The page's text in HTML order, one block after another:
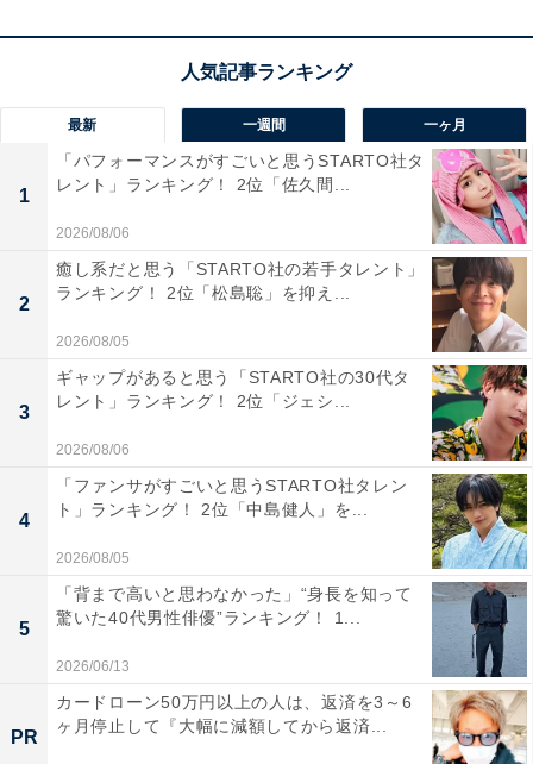
この記事の筆者：くま なかこ プロフィール
編集プロダクション出身のフリーランスエディター。編
集・執筆・校閲・SNS運用担当として月間120本以上の
コンテンツ制作に携わっています。得意なジャンルはラ
イフスタイル・金融・育児・エンタメ関連。
次ページ
10位までの全ランキング結果を見
る
最新 一週間 一ヶ月
1
「パフォーマンスがすごいと思うSTARTO社タ
レント」ランキング！ 2位「佐久間...
2026/08/06
2
癒し系だと思う「STARTO社の若手タレント」
ランキング！ 2位「松島聡」を抑え...
2026/08/05
3
ギャップがあると思う「STARTO社の30代タ
レント」ランキング！ 2位「ジェシ...
2026/08/06
4
「ファンサがすごいと思うSTARTO社タレン
ト」ランキング！ 2位「中島健人」を...
2026/08/05
5
「背まで高いと思わなかった」“身長を知って
驚いた40代男性俳優”ランキング！ 1...
2026/06/13
PR
カードローン50万円以上の人は、返済を3～6
ヶ月停止して『大幅に減額してから返済...